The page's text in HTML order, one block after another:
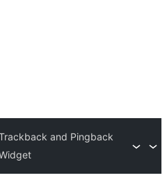
and Pingback